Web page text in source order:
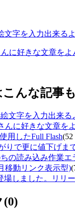
文字を入力出来る
に好きな文章をよ
んな記事
文字を入力出来る
んに好きな文章を
用したFull Flash(52
りで更に値下げま
の読み込み作業エ
移動リンク表示型)
場しました。リリ
(0)